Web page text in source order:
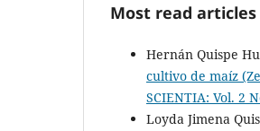
Most read
Hernán Quispe
cultivo de maíz
SCIENTIA: Vol. 2
Loyda Jimena